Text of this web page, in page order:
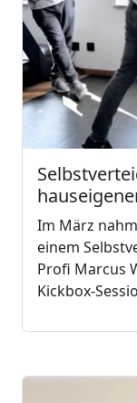
Im März
einem
Profi Marcus
Kickbox-